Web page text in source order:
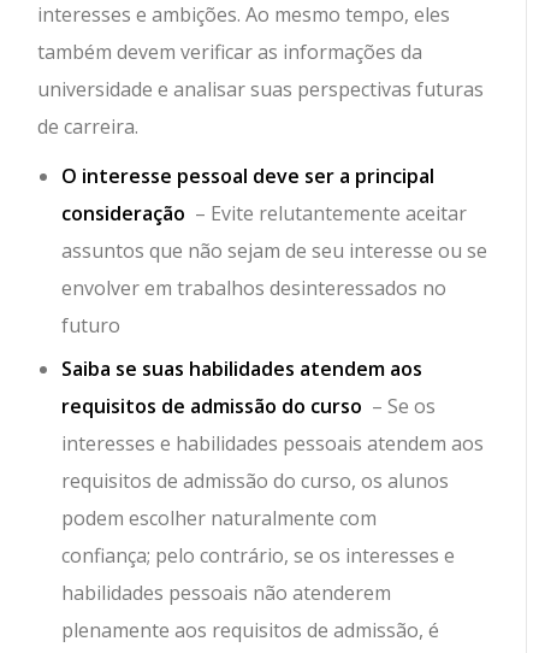
interesses e ambições. Ao mesmo tempo, eles
também devem verificar as informações da
universidade e analisar suas perspectivas futuras
de carreira.
O interesse pessoal deve ser a principal
consideração – Evite relutantemente aceitar
assuntos que não sejam de seu interesse ou se
envolver em trabalhos desinteressados ​​no
futuro
Saiba se suas habilidades atendem aos
requisitos de admissão do curso – Se os
interesses e habilidades pessoais atendem aos
requisitos de admissão do curso, os alunos
podem escolher naturalmente com
confiança; pelo contrário, se os interesses e
habilidades pessoais não atenderem
plenamente aos requisitos de admissão, é